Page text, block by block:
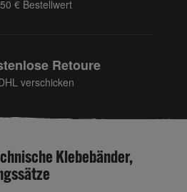
€ Bestellwert
Retoure
verschicken
Klebebänder,